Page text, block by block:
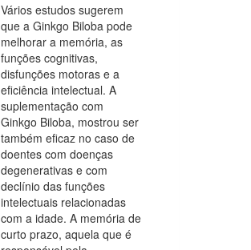
Vários estudos sugerem
que a Ginkgo Biloba pode
melhorar a memória, as
funções cognitivas,
disfunções motoras e a
eficiência intelectual. A
suplementação com
Ginkgo Biloba, mostrou ser
também eficaz no caso de
doentes com doenças
degenerativas e com
declínio das funções
intelectuais relacionadas
com a idade. A memória de
curto prazo, aquela que é